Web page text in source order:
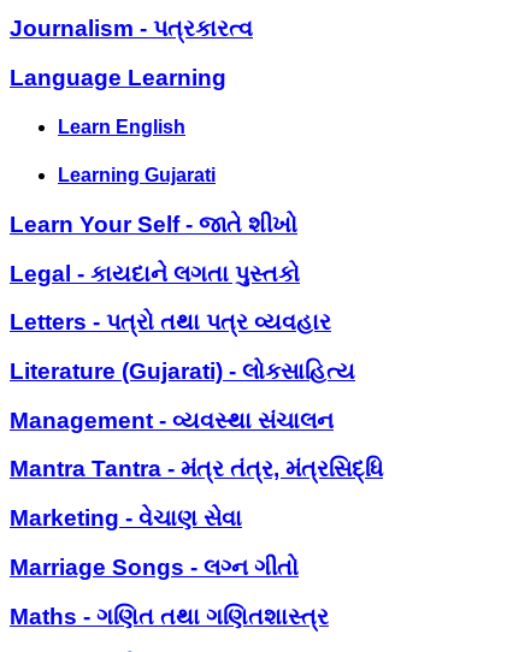
Journalism - પત્રકારત્વ
Language Learning
Learn English
Learning Gujarati
Learn Your Self - જાતે શીખો
Legal - કાયદાને લગતા પુસ્તકો
Letters - પત્રો તથા પત્ર વ્યવહાર
Literature (Gujarati) - લોકસાહિત્ય
Management - વ્યવસ્થા સંચાલન
Mantra Tantra - મંત્ર તંત્ર, મંત્રસિદ્ધિ
Marketing - વેચાણ સેવા
Marriage Songs - લગ્ન ગીતો
Maths - ગણિત તથા ગણિતશાસ્ત્ર